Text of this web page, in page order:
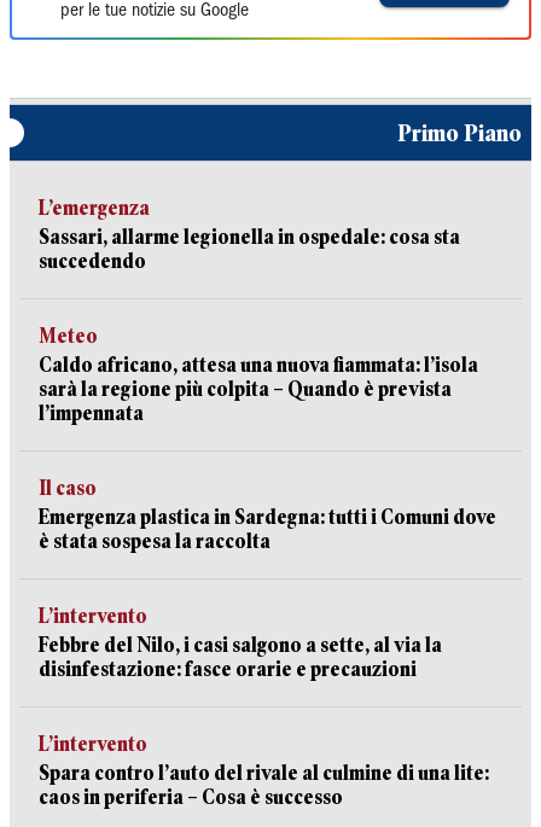
per le tue notizie su Google
Primo Piano
L’emergenza
Sassari, allarme legionella in ospedale: cosa sta
succedendo
Meteo
Caldo africano, attesa una nuova fiammata: l’isola
sarà la regione più colpita – Quando è prevista
l’impennata
Il caso
Emergenza plastica in Sardegna: tutti i Comuni dove
è stata sospesa la raccolta
L’intervento
Febbre del Nilo, i casi salgono a sette, al via la
disinfestazione: fasce orarie e precauzioni
L’intervento
Spara contro l’auto del rivale al culmine di una lite:
caos in periferia – Cosa è successo